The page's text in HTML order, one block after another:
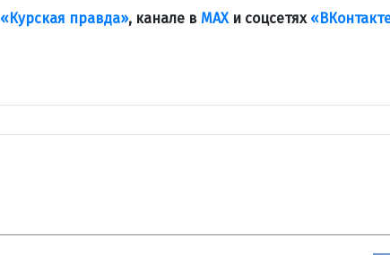
«Курская правда», канале в МАХи соцсетях